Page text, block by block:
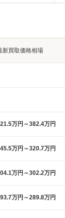
新買取価格相場
万円～382.4万円
万円～320.7万円
万円～302.2万円
万円～289.8万円